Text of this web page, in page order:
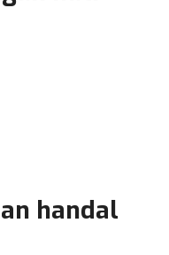
handal